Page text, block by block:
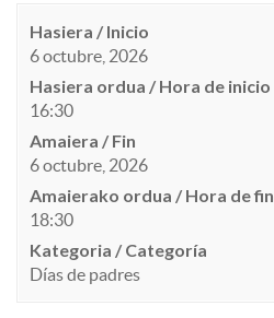
Hasiera / Inicio
6 octubre, 2026
Hasiera ordua / Hora de inicio
16:30
Amaiera / Fin
6 octubre, 2026
Amaierako ordua / Hora de fin
18:30
Kategoria / Categoría
Días de padres